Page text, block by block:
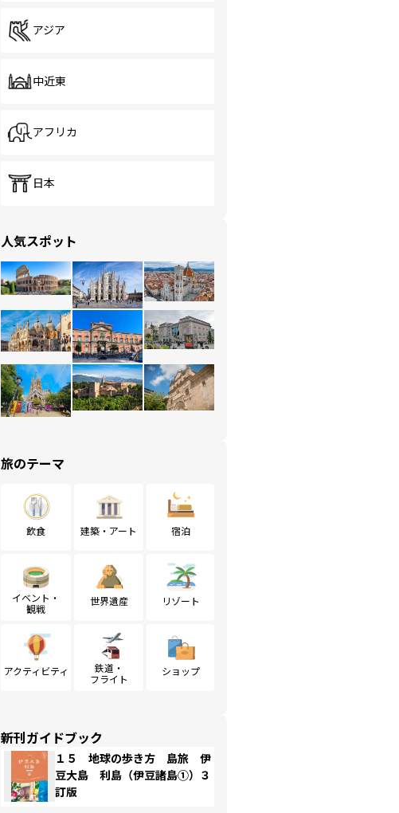
アジア
中近東
アフリカ
日本
人気スポット
旅のテーマ
飲食 建築・アート 宿泊
イベント・
観戦
世界遺産 リゾート
アクティビティ
鉄道・
フライト
ショップ
新刊ガイドブック
１５ 地球の歩き方 島旅 伊
豆大島 利島（伊豆諸島①）３
訂版